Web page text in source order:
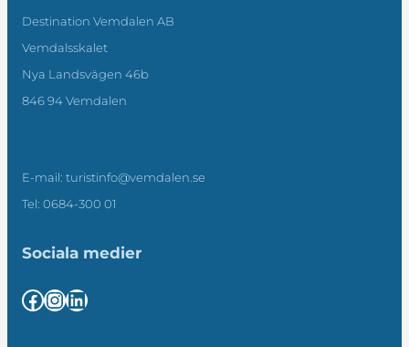
Destination Vemdalen AB
Vemdalsskalet
Nya Landsvägen 46b
846 94 Vemdalen
E-mail: turistinfo@vemdalen.se
Tel: 0684-300 01
Sociala medier
Facebook InstagramLinkedIn